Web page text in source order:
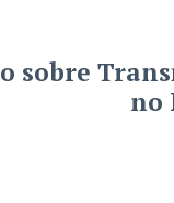
sobre
no